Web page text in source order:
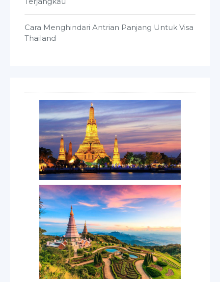
Cara Menghindari Antrian Panjang Untuk Visa
Thailand